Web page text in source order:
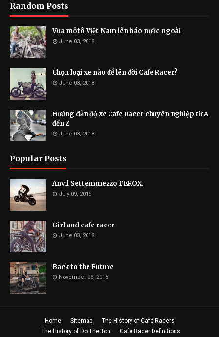
Random Posts
Vua môtô Việt Nam lên báo nước ngoài
June 03, 2018
Chọn loại xe nào để lên đời Cafe Racer?
June 03, 2018
Hướng dẫn độ xe Cafe Racer chuyên nghiệp từ A
đến Z
June 03, 2018
Popular Posts
Anvil Settemmezzo FEROX.
July 09, 2015
Girl and cafe racer
June 03, 2018
Back to the Future
November 06, 2015
Home Sitemap
The History of Café Racers
The History of Do The Ton
Cafe Racer Definitions